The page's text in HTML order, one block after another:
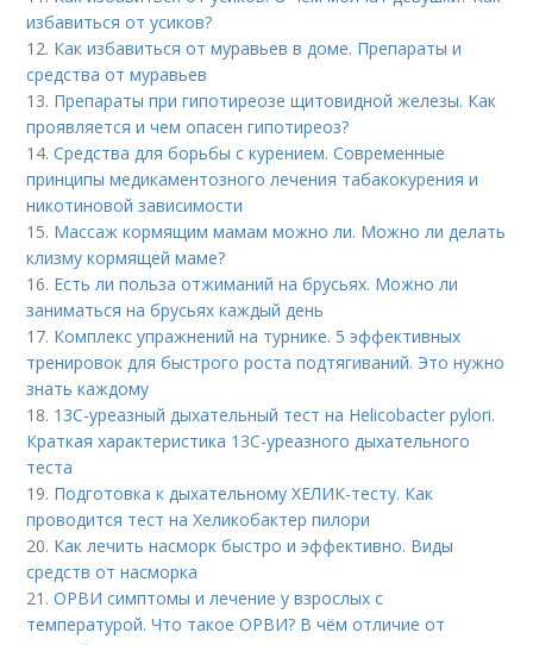
избавиться от усиков?
12. Как избавиться от муравьев в доме. Препараты и
средства от муравьев
13. Препараты при гипотиреозе щитовидной железы. Как
проявляется и чем опасен гипотиреоз?
14.Средства для борьбы с курением. Современные
принципы медикаментозного лечения табакокурения и
никотиновой зависимости
15. Массаж кормящим мамам можно ли. Можно ли делать
клизму кормящей маме?
16. Есть ли польза отжиманий на брусьях. Можно ли
заниматься на брусьях каждый день
17. Комплекс упражнений на турнике. 5 эффективных
тренировок для быстрого роста подтягиваний. Это нужно
знать каждому
18. 13С-уреазный дыхательный тест на Helicobacter pylori.
Краткая характеристика 13С-уреазного дыхательного
теста
19. Подготовка к дыхательному ХЕЛИК-тесту. Как
проводится тест на Хеликобактер пилори
20. Как лечить насморк быстро и эффективно. Виды
средств от насморка
21.ОРВИ симптомы и лечение у взрослых с
температурой. Что такое ОРВИ? В чём отличие от